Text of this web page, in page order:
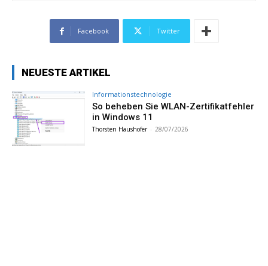
Facebook Twitter
NEUESTE ARTIKEL
Informationstechnologie
So beheben Sie WLAN-Zertifikatfehler
in Windows 11
Thorsten Haushofer - 28/07/2026